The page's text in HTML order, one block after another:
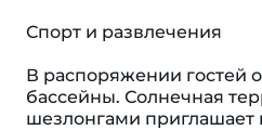
Спорт и развлечения
В распоряжении гостей
бассейны. Солнечная
шезлонгами приглашает